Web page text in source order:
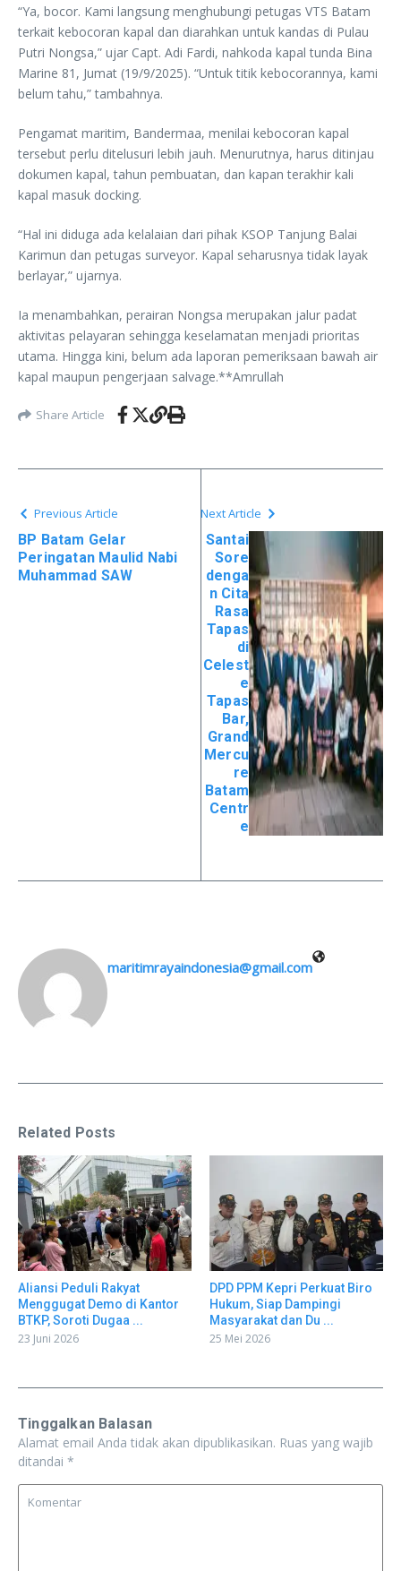
“Ya, bocor. Kami langsung menghubungi petugas VTS Batam
terkait kebocoran kapal dan diarahkan untuk kandas di Pulau
Putri Nongsa,” ujar Capt. Adi Fardi, nahkoda kapal tunda Bina
Marine 81, Jumat (19/9/2025). “Untuk titik kebocorannya, kami
belum tahu,” tambahnya.
Pengamat maritim, Bandermaa, menilai kebocoran kapal
tersebut perlu ditelusuri lebih jauh. Menurutnya, harus ditinjau
dokumen kapal, tahun pembuatan, dan kapan terakhir kali
kapal masuk docking.
“Hal ini diduga ada kelalaian dari pihak KSOP Tanjung Balai
Karimun dan petugas surveyor. Kapal seharusnya tidak layak
berlayar,” ujarnya.
Ia menambahkan, perairan Nongsa merupakan jalur padat
aktivitas pelayaran sehingga keselamatan menjadi prioritas
utama. Hingga kini, belum ada laporan pemeriksaan bawah air
kapal maupun pengerjaan salvage.**Amrullah
Share Article
Previous Article
BP Batam Gelar
Peringatan Maulid Nabi
Muhammad SAW
Next Article
Santai
Sore
denga
n Cita
Rasa
Tapas
di
Celest
e
Tapas
Bar,
Grand
Mercu
re
Batam
Centr
e
maritimrayaindonesia@gmail.com
Related Posts
Aliansi Peduli Rakyat
Menggugat Demo di Kantor
BTKP, Soroti Dugaa ...
23 Juni 2026
DPD PPM Kepri Perkuat Biro
Hukum, Siap Dampingi
Masyarakat dan Du ...
25 Mei 2026
Tinggalkan Balasan
Alamat email Anda tidak akan dipublikasikan. Ruas yang wajib
ditandai *